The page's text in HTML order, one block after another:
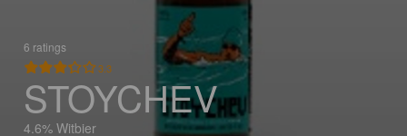
6 ratings
3.3
STOYCHEV
4.6% Witbier